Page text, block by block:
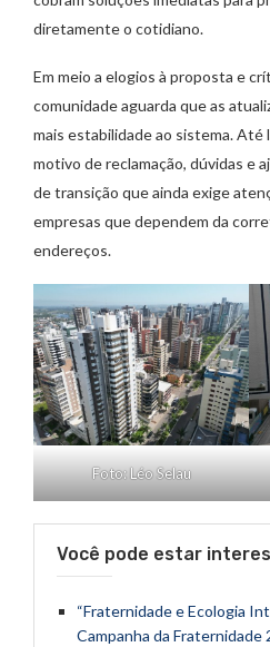
diretamente o cotidiano.
Em meio a elogios à proposta e
comunidade aguarda que as
mais estabilidade ao sistema. Até
motivo de reclamação, dúvidas e
de transição que ainda exige
empresas que dependem da
endereços.
Foto: Léo Selau
Você pode estar
“Fraternidade e Ecologia
Campanha da Fraternidade